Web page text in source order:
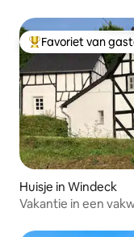
Topfavoriet van
Favoriet van
Huisje in Windeck
Vakantie in een